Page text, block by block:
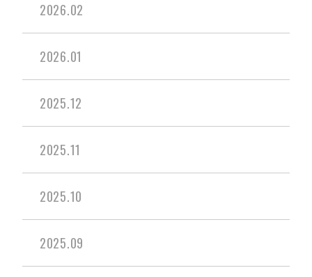
2026.02
2026.01
2025.12
2025.11
2025.10
2025.09